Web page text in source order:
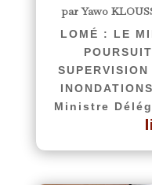
parYawo
LOMÉ : LE
Ministre